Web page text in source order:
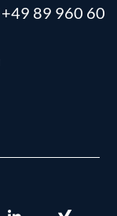
+49 89 960 60